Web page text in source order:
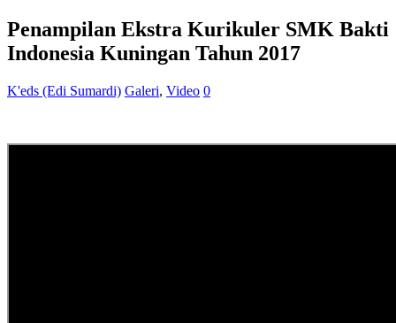
Penampilan Ekstra Kurikuler SMK Bakti
Indonesia Kuningan Tahun 2017
K'eds (Edi Sumardi) Galeri, Video 0